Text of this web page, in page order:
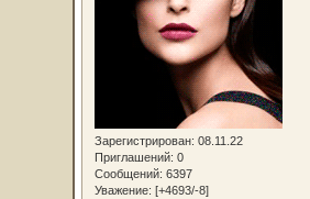
Зарегистрирован: 08.11.22
Приглашений: 0
Сообщений: 6397
Уважение: [+4693/-8]